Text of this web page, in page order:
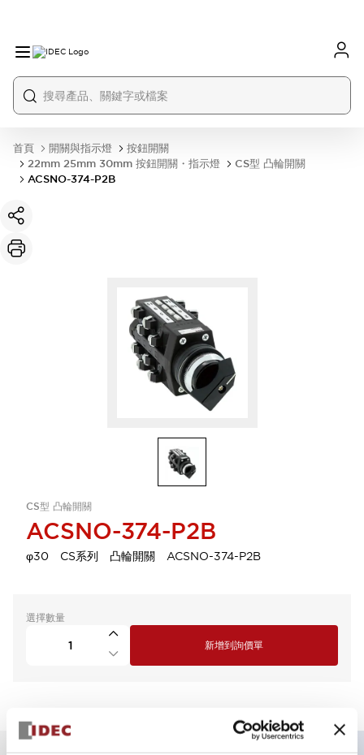
首頁 開關與指示燈
按鈕開關
22mm 25mm 30mm 按鈕開關・指示燈
CS型 凸輪開關
ACSNO-374-P2B
CS型 凸輪開關
ACSNO-374-P2B
φ30 CS系列 凸輪開關 ACSNO-374-P2B
選擇數量
新增到詢價單